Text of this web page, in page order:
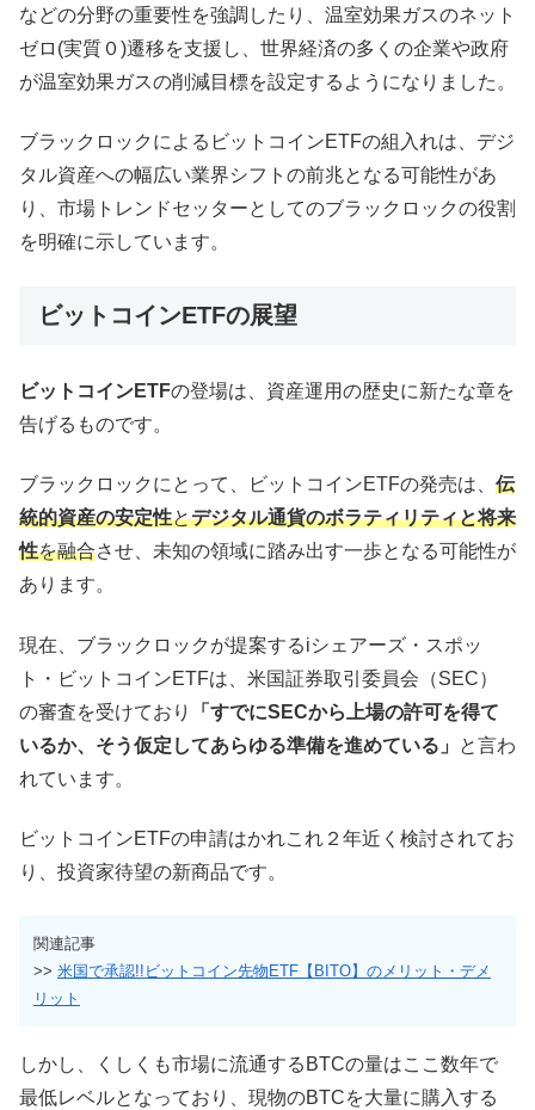
などの分野の重要性を強調したり、温室効果ガスのネット
ゼロ(実質０)遷移を支援し、世界経済の多くの企業や政府
が温室効果ガスの削減目標を設定するようになりました。
ブラックロックによるビットコインETFの組入れは、デジ
タル資産への幅広い業界シフトの前兆となる可能性があ
り、市場トレンドセッターとしてのブラックロックの役割
を明確に示しています。
ビットコインETFの展望
ビットコインETFの登場は、資産運用の歴史に新たな章を
告げるものです。
ブラックロックにとって、ビットコインETFの発売は、 伝
統的資産の安定性とデジタル通貨のボラティリティと将来
性を融合させ、未知の領域に踏み出す一歩となる可能性が
あります。
現在、ブラックロックが提案するiシェアーズ・スポッ
ト・ビットコインETFは、米国証券取引委員会（SEC）
の審査を受けており
「すでにSECから上場の許可を得て
いるか、そう仮定してあらゆる準備を進めている」
と言わ
れています。
ビットコインETFの申請はかれこれ２年近く検討されてお
り、投資家待望の新商品です。
関連記事
>> 米国で承認!!ビットコイン先物ETF【BITO】のメリット・デメ
リット
しかし、くしくも市場に流通するBTCの量はここ数年で
最低レベルとなっており、現物のBTCを大量に購入する